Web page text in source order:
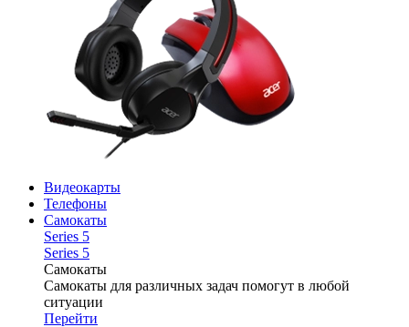
Видеокарты
Телефоны
Самокаты
Series 5
Series 5
Самокаты
Самокаты для различных задач помогут в любой
ситуации
Перейти